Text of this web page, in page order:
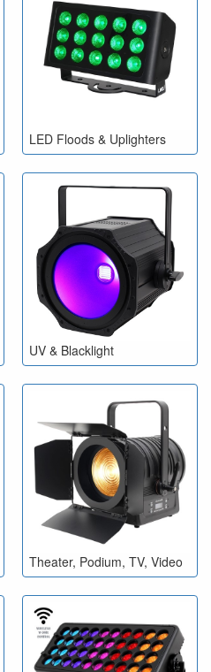
LED Floods & Uplighters
UV & Blacklight
Theater, Podium, TV, Video